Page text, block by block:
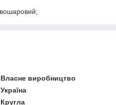
Власне виробництво
Україна
Кругла